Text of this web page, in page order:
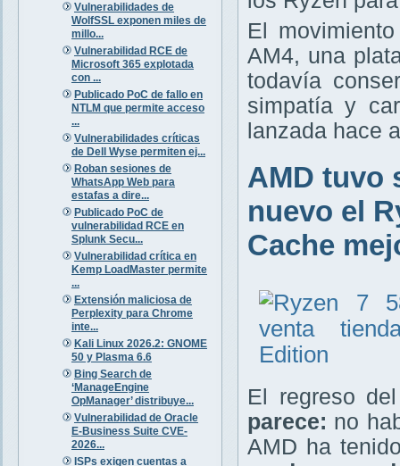
Vulnerabilidades de
WolfSSL exponen miles de
millo...
Vulnerabilidad RCE de
Microsoft 365 explotada
con ...
Publicado PoC de fallo en
NTLM que permite acceso
...
Vulnerabilidades críticas
de Dell Wyse permiten ej...
Roban sesiones de
WhatsApp Web para
estafas a dire...
Publicado PoC de
vulnerabilidad RCE en
Splunk Secu...
Vulnerabilidad crítica en
Kemp LoadMaster permite
...
Extensión maliciosa de
Perplexity para Chrome
inte...
Kali Linux 2026.2: GNOME
50 y Plasma 6.6
Bing Search de
‘ManageEngine
OpManager’ distribuye...
Vulnerabilidad de Oracle
E-Business Suite CVE-
2026...
ISPs exigen cuentas a
El
AM4, una
todavía
simpatía y
lanzada hace
AMD tuvo
nuevo el
Cache
El regreso
parece: no
AMD ha